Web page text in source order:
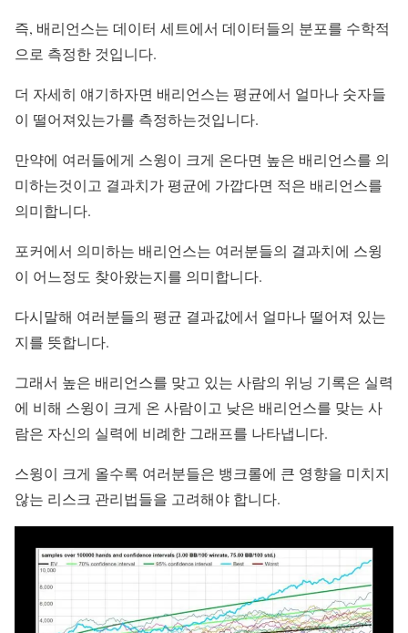
즉, 배리언스는 데이터 세트에서 데이터들의 분포를 수학적
으로 측정한 것입니다.
더 자세히 얘기하자면 배리언스는 평균에서 얼마나 숫자들
이 떨어져있는가를 측정하는것입니다.
만약에 여러들에게 스윙이 크게 온다면 높은 배리언스를 의
미하는것이고 결과치가 평균에 가깝다면 적은 배리언스를
의미합니다.
포커에서 의미하는 배리언스는 여러분들의 결과치에 스윙
이 어느정도 찾아왔는지를 의미합니다.
다시말해 여러분들의 평균 결과값에서 얼마나 떨어져 있는
지를 뜻합니다.
그래서 높은 배리언스를 맞고 있는 사람의 위닝 기록은 실력
에 비해 스윙이 크게 온 사람이고 낮은 배리언스를 맞는 사
람은 자신의 실력에 비례한 그래프를 나타냅니다.
스윙이 크게 올수록 여러분들은 뱅크롤에 큰 영향을 미치지
않는 리스크 관리법들을 고려해야 합니다.